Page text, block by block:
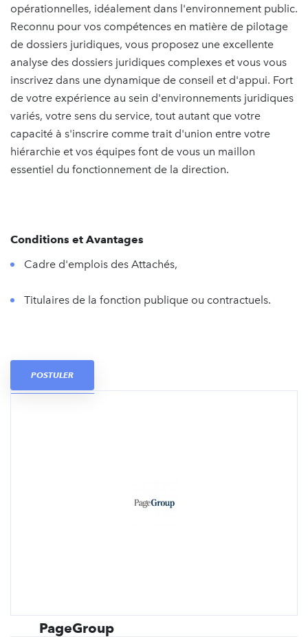
opérationnelles, idéalement dans l'environnement public.
Reconnu pour vos compétences en matière de pilotage
de dossiers juridiques, vous proposez une excellente
analyse des dossiers juridiques complexes et vous vous
inscrivez dans une dynamique de conseil et d'appui. Fort
de votre expérience au sein d'environnements juridiques
variés, votre sens du service, tout autant que votre
capacité à s'inscrire comme trait d'union entre votre
hiérarchie et vos équipes font de vous un maillon
essentiel du fonctionnement de la direction.
Conditions et Avantages
Cadre d'emplois des Attachés,
Titulaires de la fonction publique ou contractuels.
POSTULER
PageGroup